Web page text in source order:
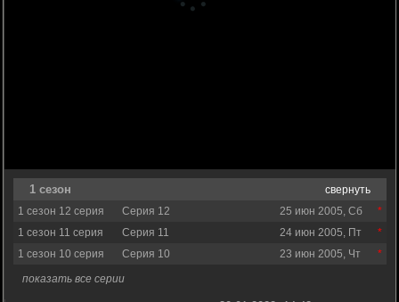
1 сезон
свернуть
1 сезон 12 серия
Серия 12
25 июн 2005, Сб
1 сезон 11 серия
Серия 11
24 июн 2005, Пт
1 сезон 10 серия
Серия 10
23 июн 2005, Чт
показать все серии